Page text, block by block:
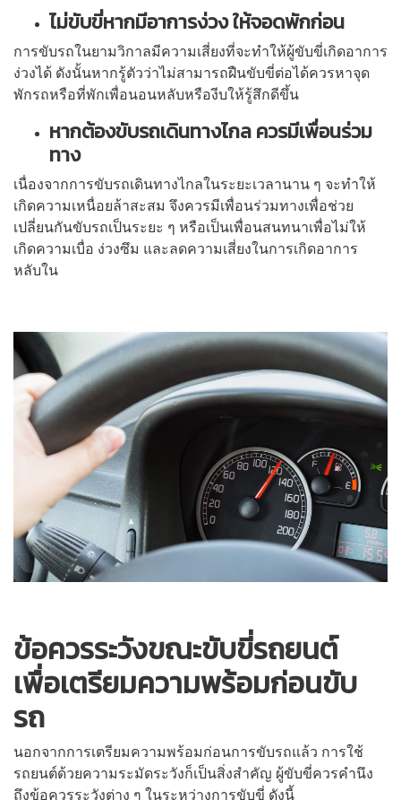
ไม่ขับขี่หากมีอาการง่วง ให้จอดพักก่อน
การขับรถในยามวิกาลมีความเสี่ยงที่จะทำให้ผู้ขับขี่เกิดอาการ
ง่วงได้ ดังนั้นหากรู้ตัวว่าไม่สามารถฝืนขับขี่ต่อได้ควรหาจุด
พักรถหรือที่พักเพื่อนอนหลับหรืองีบให้รู้สึกดีขึ้น
หากต้องขับรถเดินทางไกล ควรมีเพื่อนร่วม
ทาง
เนื่องจากการขับรถเดินทางไกลในระยะเวลานาน ๆ จะทำให้
เกิดความเหนื่อยล้าสะสม จึงควรมีเพื่อนร่วมทางเพื่อช่วย
เปลี่ยนกันขับรถเป็นระยะ ๆ หรือเป็นเพื่อนสนทนาเพื่อไม่ให้
เกิดความเบื่อ ง่วงซึม และลดความเสี่ยงในการเกิดอาการ
หลับใน
ข้อควรระวังขณะขับขี่รถยนต์
เพื่อเตรียมความพร้อมก่อนขับ
รถ
นอกจากการเตรียมความพร้อมก่อนการขับรถแล้ว การใช้
รถยนต์ด้วยความระมัดระวังก็เป็นสิ่งสำคัญ ผู้ขับขี่ควรคำนึง
ถึงข้อควรระวังต่าง ๆ ในระหว่างการขับขี่ ดังนี้